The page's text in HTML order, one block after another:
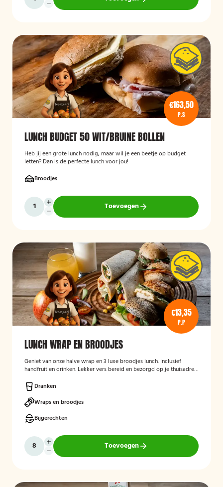
€163,50
P.S
LUNCH BUDGET 50 WIT/BRUINE BOLLEN
Heb jij een grote lunch nodig, maar wil je een beetje op budget
letten? Dan is de perfecte lunch voor jou!
Broodjes
Toevoegen
€13,35
P.P
LUNCH WRAP EN BROODJES
Geniet van onze halve wrap en 3 luxe broodjes lunch. Inclusief
handfruit en drinken. Lekker vers bereid en bezorgd op je thuisadres
Dranken
Wraps en broodjes
Bijgerechten
Toevoegen